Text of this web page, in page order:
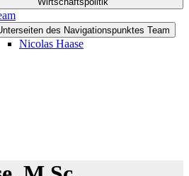
des Navigationspunktes Team
Nicolas Haase